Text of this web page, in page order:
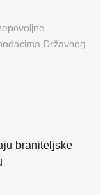
Državnog